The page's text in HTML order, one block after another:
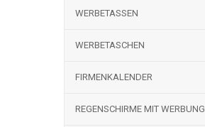
WERBETASSEN
WERBETASCHEN
FIRMENKALENDER
REGENSCHIRME MIT WERBUNG